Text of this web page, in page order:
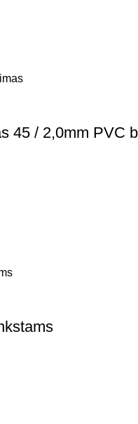
45 / 2,0mm PVC